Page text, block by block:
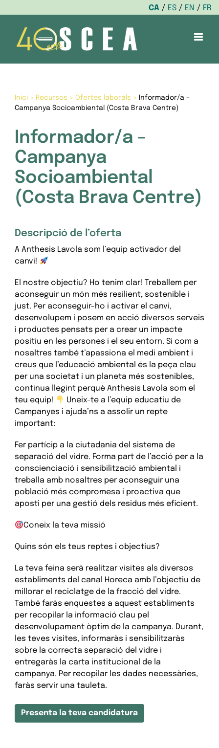
CA ES EN
FR
content
Inici> Recursos > Ofertes laborals >
Informador/a –
Campanya Socioambiental (Costa Brava Centre)
Informador/a –
Campanya
Socioambiental
(Costa Brava Centre)
Descripció de l’oferta
A Anthesis Lavola som l’equip activador del
canvi!
El nostre objectiu? Ho tenim clar! Treballem per
aconseguir un món més resilient, sostenible i
just. Per aconseguir-ho i activar el canvi,
desenvolupem i posem en acció diversos serveis
i productes pensats per a crear un impacte
positiu en les persones i el seu entorn. Si com a
nosaltres també t’apassiona el medi ambient i
creus que l’educació ambiental és la peça clau
per una societat i un planeta més sostenibles,
continua llegint perquè Anthesis Lavola som el
teu equip!
Uneix-te a l’equip educatiu de
Campanyes i ajuda’ns a assolir un repte
important:
Fer partícip a la ciutadania del sistema de
separació del vidre. Forma part de l’acció per a la
conscienciació i sensibilització ambiental i
treballa amb nosaltres per aconseguir una
població més compromesa i proactiva que
aposti per una gestió dels residus més eficient.
Coneix la teva missió
Quins són els teus reptes i objectius?
La teva feina serà realitzar visites als diversos
establiments del canal Horeca amb l’objectiu de
millorar el reciclatge de la fracció del vidre.
També faràs enquestes a aquest establiments
per recopilar la informació clau pel
desenvolupament òptim de la campanya. Durant,
les teves visites, informaràs i sensibilitzaràs
sobre la correcta separació del vidre i
entregaràs la carta institucional de la
campanya. Per recopilar les dades necessàries,
faràs servir una tauleta.
Presenta la teva candidatura